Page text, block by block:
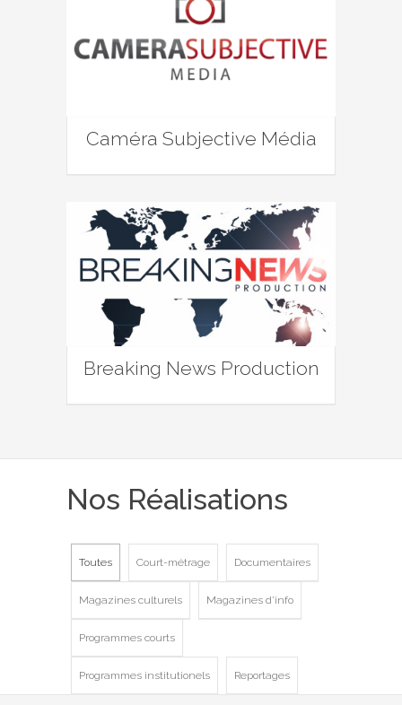
Caméra Subjective Média
Breaking News Production
Nos Réalisations
Toutes Court-métrage Documentaires
Magazines culturels Magazines d'info
Programmes courts
Programmes institutionels Reportages